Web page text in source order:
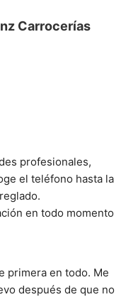
Carrocerías
profesionales,
el teléfono hasta la
en todo momento
primera en todo. Me
después de que no